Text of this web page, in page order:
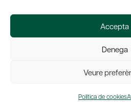
Accepta
Denega
Veure
Política de cookies
© 2026 Societat Econòmica
Web by